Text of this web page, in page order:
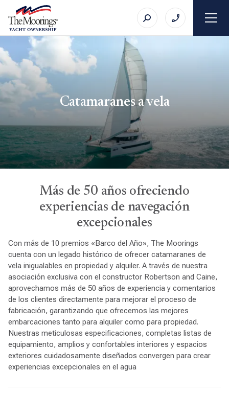
Catamaranes a vela
Más de 50 años ofreciendo
experiencias de navegación
excepcionales
Con más de 10 premios «Barco del Año», The Moorings
cuenta con un legado histórico de ofrecer catamaranes de
vela inigualables en propiedad y alquiler. A través de nuestra
asociación exclusiva con el constructor Robertson and Caine,
aprovechamos más de 50 años de experiencia y comentarios
de los clientes directamente para mejorar el proceso de
fabricación, garantizando que ofrecemos las mejores
embarcaciones tanto para alquiler como para propiedad.
Nuestras meticulosas especificaciones, completas listas de
equipamiento, amplios y confortables interiores y espacios
exteriores cuidadosamente diseñados convergen para crear
experiencias excepcionales en el agua